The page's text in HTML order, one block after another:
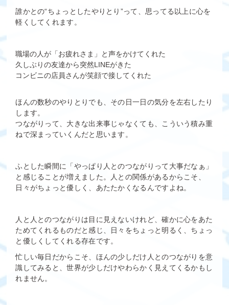
誰かとの“ちょっとしたやりとり”って、思ってる以上に心を
軽くしてくれます。
職場の人が「お疲れさま」と声をかけてくれた
久しぶりの友達から突然LINEがきた
コンビニの店員さんが笑顔で接してくれた
ほんの数秒のやりとりでも、その日一日の気分を左右したり
します。
つながりって、大きな出来事じゃなくても、こういう積み重
ねで深まっていくんだと思います。
ふとした瞬間に「やっぱり人とのつながりって大事だなぁ」
と感じることが増えました。人との関係があるからこそ、
日々がちょっと優しく、あたたかくなるんですよね。
人と人とのつながりは目に見えないけれど、確かに心をあた
ためてくれるものだと感じ、日々をちょっと明るく、ちょっ
と優しくしてくれる存在です。
忙しい毎日だからこそ、ほんの少しだけ人とのつながりを意
識してみると、世界が少しだけやわらかく見えてくるかもし
れません。